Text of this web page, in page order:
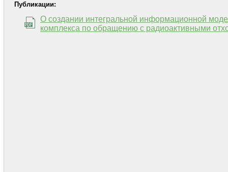
Публикации:
О создании интегральной информационной
комплекса по обращению с радиоактивными